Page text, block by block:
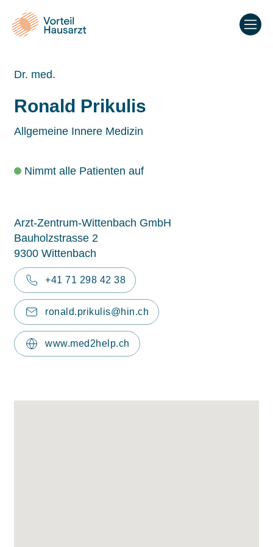
Dr. med.
Ronald Prikulis
Allgemeine Innere Medizin
Nimmt alle Patienten auf
Arzt-Zentrum-Wittenbach GmbH
Bauholzstrasse 2
9300 Wittenbach
+41 71 298 42 38
ronald.prikulis@hin.ch
www.med2help.ch